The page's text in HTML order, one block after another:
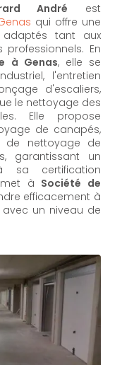
André est
qui offre une
tant aux
En
à Genas, elle se
l'entretien
d'escaliers,
le nettoyage des
Elle propose
de canapés,
de nettoyage de
garantissant un
sa certification
à Société de
efficacement à
un niveau de